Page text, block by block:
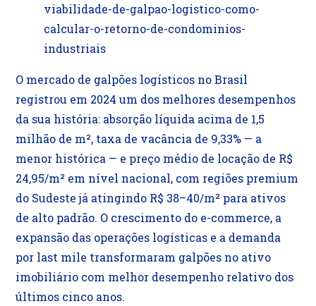
viabilidade-de-galpao-logistico-como-
calcular-o-retorno-de-condominios-
industriais
O mercado de galpões logísticos no Brasil
registrou em 2024 um dos melhores desempenhos
da sua história: absorção líquida acima de 1,5
milhão de m², taxa de vacância de 9,33% — a
menor histórica — e preço médio de locação de R$
24,95/m² em nível nacional, com regiões premium
do Sudeste já atingindo R$ 38–40/m² para ativos
de alto padrão. O crescimento do e-commerce, a
expansão das operações logísticas e a demanda
por last mile transformaram galpões no ativo
imobiliário com melhor desempenho relativo dos
últimos cinco anos.